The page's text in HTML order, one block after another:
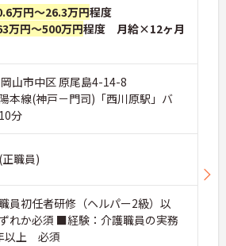
万円～26.3万円程度
万円～500万円程度 月給×12ヶ月
山市中区 原尾島4-14-8
本線(神戸－門司)「西川原駅」バ
分
職員)
員初任者研修（ヘルパー2級）以
れか必須 ■経験：介護職員の実務
以上 必須